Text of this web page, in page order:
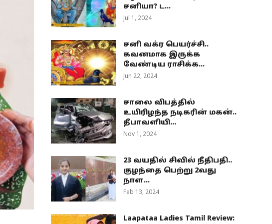
சனியா? ட...
Jul 1, 2024
சனி வக்ர பெயர்ச்சி..
கவனமாக இருக்க
வேண்டிய ராசிக்க...
Jun 22, 2024
சாலை விபத்தில்
உயிரிழந்த நடிகரின் மகன்..
தீபாவளியி...
Nov 1, 2024
23 வயதில் சிவில் நீதிபதி..
குழந்தை பெற்று 2வது
நாள...
Feb 13, 2024
Laapataa Ladies Tamil Review: